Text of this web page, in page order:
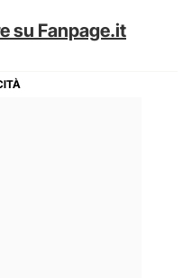
su Fanpage.it